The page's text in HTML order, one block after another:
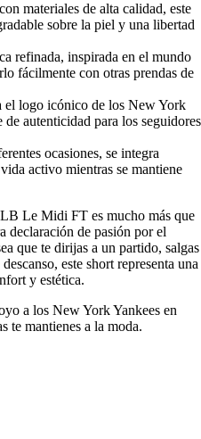
materiales de alta calidad, este
sobre la piel y una libertad
refinada, inspirada en el mundo
fácilmente con otras prendas de
el logo icónico de los New York
autenticidad para los seguidores
ocasiones, se integra
activo mientras se mantiene
Le Midi FT es mucho más que
declaración de pasión por el
que te dirijas a un partido, salgas
este short representa una
y estética.
a los New York Yankees en
te mantienes a la moda.